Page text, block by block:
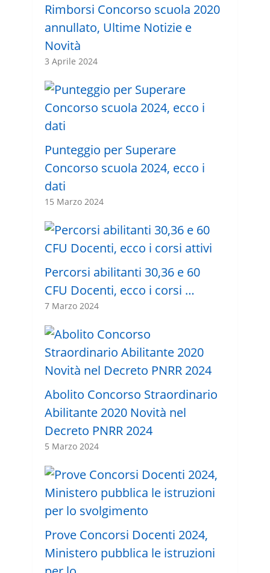
Rimborsi Concorso scuola 2020
annullato, Ultime Notizie e
Novità
3 Aprile 2024
Punteggio per Superare
Concorso scuola 2024, ecco i
dati
15 Marzo 2024
Percorsi abilitanti 30,36 e 60
CFU Docenti, ecco i corsi …
7 Marzo 2024
Abolito Concorso Straordinario
Abilitante 2020 Novità nel
Decreto PNRR 2024
5 Marzo 2024
Prove Concorsi Docenti 2024,
Ministero pubblica le istruzioni